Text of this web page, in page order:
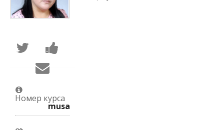
Написать
Твиттер
отом,
вы
присоединились
этому
Facebook
записи
на
курс.
Сообщить
по
электронной
что
вы
записались
на
Номер курса
musa